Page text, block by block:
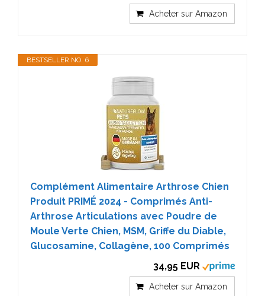
Acheter sur Amazon
BESTSELLER NO. 6
Complément Alimentaire Arthrose Chien
Produit PRIMÉ 2024 - Comprimés Anti-
Arthrose Articulations avec Poudre de
Moule Verte Chien, MSM, Griffe du Diable,
Glucosamine, Collagène, 100 Comprimés
34,95 EUR
Acheter sur Amazon